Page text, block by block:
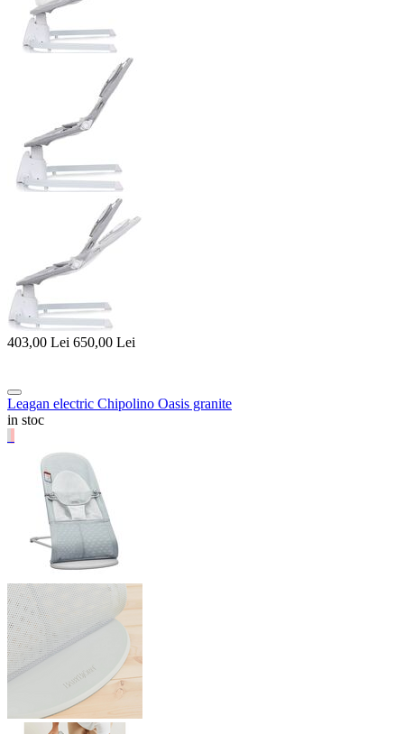
403,00 Lei 650,00 Lei
Leagan electric Chipolino Oasis granite
in stoc